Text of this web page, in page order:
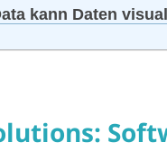
kann Daten